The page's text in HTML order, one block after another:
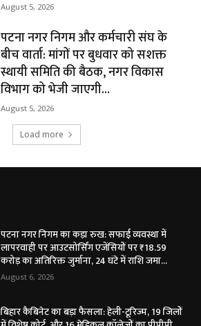
August 5, 2026
पटना नगर निगम और कर्मचारी संघ के
बीच वार्ता: मांगों पर बुधवार को सशक्त
स्थायी समिति की बैठक, नगर विकास
विभाग को भेजी जाएगी...
August 5, 2026
Load more
पटना नगर निगम का कड़ा रुख: सफाई व्यवस्था में
लापरवाही पर आउटसोर्सिंग एजेंसियों पर ₹18.59
करोड़ का अतिरिक्त जुर्माना, 24 घंटे में राशि जमा...
August 6, 2026
बिहार कैबिनेट का बड़ा फैसला: हेली-टूरिज्म, 19 जिलों